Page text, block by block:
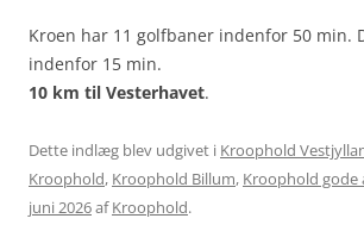
Kroen har 11 golfbaner indenfor 50 min.
indenfor 15 min.
10 km til Vesterhavet.
Dette indlæg blev udgivet i Kroophold
Kroophold, Kroophold Billum, Kroophold gode
juni 2026afKroophold.